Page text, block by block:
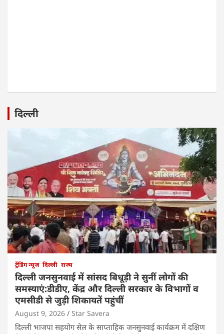
दिल्ली
ट्रेंडिंग न्यूज दिल्ली राज्य
दिल्ली जनसुनवाई में सांसद बिधूड़ी ने सुनीं लोगों की
समस्याएं:डीडीए, केंद्र और दिल्ली सरकार के विभागों व
एमसीडी से जुड़ी शिकायतें पहुंचीं
August 9, 2026 Star Savera
दिल्ली भाजपा सहयोग सेल के साप्ताहिक जनसुनवाई कार्यक्रम में दक्षिण